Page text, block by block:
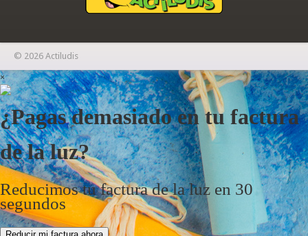
© 2026 Actiludis
×
¿Pagas demasiado en tu factura
de la luz?
Reducimos tu factura de la luz en 30
segundos